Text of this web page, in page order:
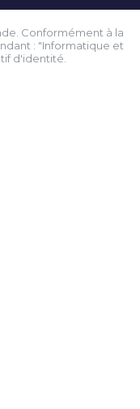
Conformément à la
: "Informatique et
d'identité.